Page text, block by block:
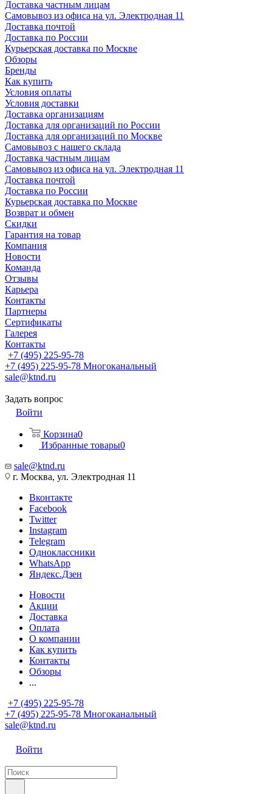
Доставка частным лицам
Самовывоз из офиса на ул. Электродная 11
Доставка почтой
Доставка по России
Курьерская доставка по Москве
Обзоры
Бренды
Как купить
Условия оплаты
Условия доставки
Доставка организациям
Доставка для организаций по России
Доставка для организаций по Москве
Самовывоз с нашего склада
Доставка частным лицам
Самовывоз из офиса на ул. Электродная 11
Доставка почтой
Доставка по России
Курьерская доставка по Москве
Возврат и обмен
Скидки
Гарантия на товар
Компания
Новости
Команда
Отзывы
Карьера
Контакты
Партнеры
Сертификаты
Галерея
Контакты
+7 (495) 225-95-78
+7 (495) 225-95-78 Многоканальный
sale@ktnd.ru
Задать вопрос
Войти
Корзина0
Избранные товары0
sale@ktnd.ru
г. Москва, ул. Электродная 11
Вконтакте
Facebook
Twitter
Instagram
Telegram
Одноклассники
WhatsApp
Яндекс.Дзен
Новости
Акции
Доставка
Оплата
О компании
Как купить
Контакты
Обзоры
...
+7 (495) 225-95-78
+7 (495) 225-95-78 Многоканальный
sale@ktnd.ru
Войти